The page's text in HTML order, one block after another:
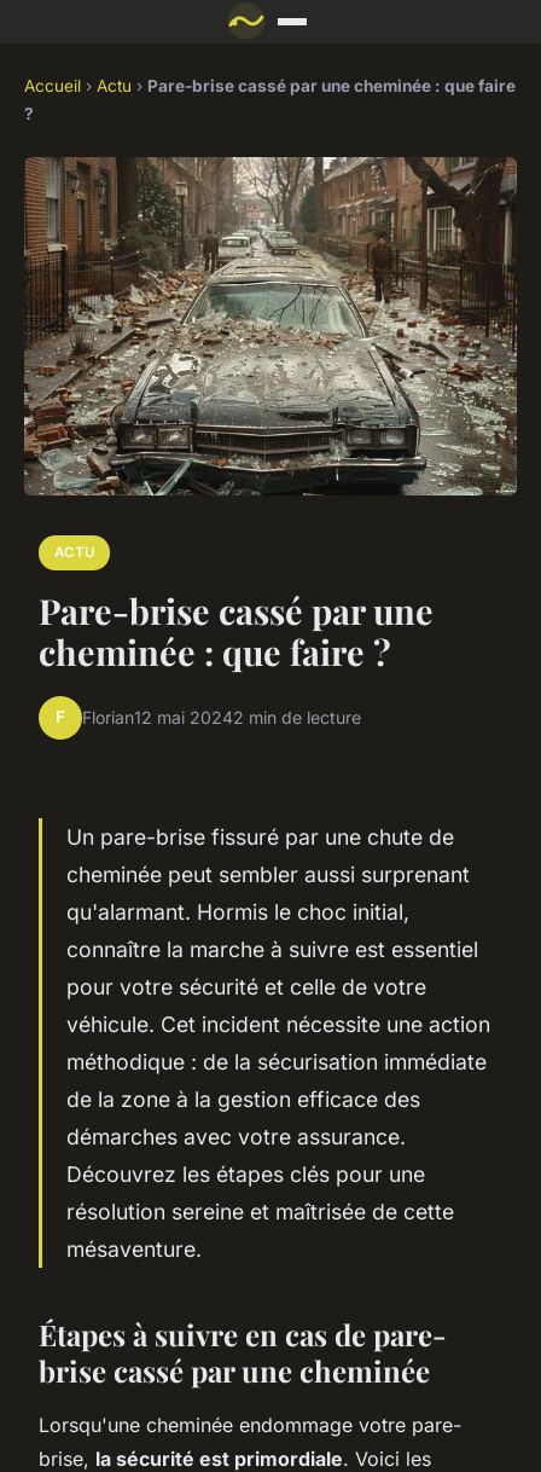
Accueil › Actu › Pare-brise cassé par une cheminée : que faire
?
ACTU
Pare-brise cassé par une
cheminée : que faire ?
F Florian12 mai 20242 min de lecture
Un pare-brise fissuré par une chute de
cheminée peut sembler aussi surprenant
qu'alarmant. Hormis le choc initial,
connaître la marche à suivre est essentiel
pour votre sécurité et celle de votre
véhicule. Cet incident nécessite une action
méthodique : de la sécurisation immédiate
de la zone à la gestion efficace des
démarches avec votre assurance.
Découvrez les étapes clés pour une
résolution sereine et maîtrisée de cette
mésaventure.
Étapes à suivre en cas de pare-
brise cassé par une cheminée
Lorsqu'une cheminée endommage votre pare-
brise, la sécurité est primordiale. Voici les